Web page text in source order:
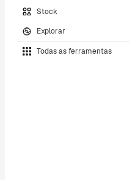
Stock
Explorar
Todas as ferramentas